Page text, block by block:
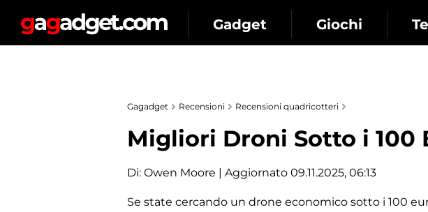
Gadget Giochi
Gagadget Recensioni Recensioni quadricotteri
Migliori Droni Sotto i 100
Di: Owen Moore | Aggiornato 09.11.2025, 06:13
Se state cercando un drone economico sotto i 100